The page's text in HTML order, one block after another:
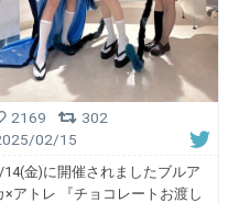
2169
302
02/15
14(金)に開催されましたブルア
×アトレ 『チョコレートお渡し